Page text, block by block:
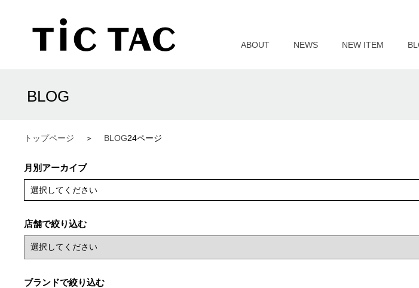
ABOUT NEWS NEW ITEM
BLOG
トップページ BLOG24ページ
月別アーカイブ
選択してください
店舗で絞り込む
ブランドで絞り込む